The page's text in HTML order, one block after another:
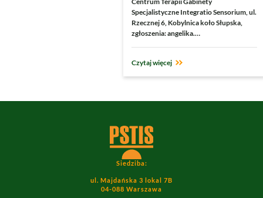
Specjalistyczne Integratio Sensorium, ul.
Rzecznej 6, Kobylnica koło Słupska,
zgłoszenia: angelika.…
Czytaj więcej
Image
Siedziba:
ul. Majdańska 3 lokal 7B
04-088 Warszawa